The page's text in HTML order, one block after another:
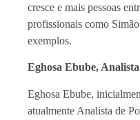
cresce e mais pessoas
profissionais como
exemplos.
Eghosa Ebube,
Eghosa Ebube,
atualmente Analista de